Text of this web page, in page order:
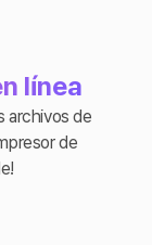
línea
archivos de
de